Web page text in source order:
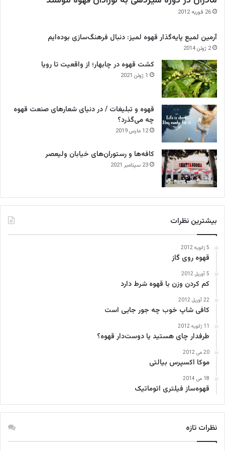
26 فوریه 2012
آرمین لمیع پایه‌گذار قهوه لمیز: دنبال فرهنگ‌سازی بوده‌ایم
2 ژوئن 2014
کشت قهوه در چابهار؛ از واقعیت تا رویا
1 ژوئن 2021
قهوه و تبلیغات / در دنیای شعارهای صنعت قهوه
چه می‌گذرد؟
12 مارس 2019
کافه‌ها و رستوران‌های خیابان ولیعصر
23 سپتامبر 2021
بیشترین نظرات
5 ژانویه 2012
قهوه روی گاز
5 آوریل 2012
کم کردن وزن با قهوه شرط دارد
22 آوریل 2012
کافی‌ شاپ خوب چه جور جایی است
11 ژانویه 2012
طرفدار چای هستید یا دوست‌دار قهوه؟
20 می 2012
موکا اکسپرس بیالتی
18 می 2014
قهوه‌ساز فیلتری اتوماتیک
نظرات تازه